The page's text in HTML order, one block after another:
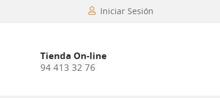
Iniciar Sesión
Tienda On-line
94 413 32 76